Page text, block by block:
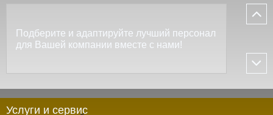
Подберите и адаптируйте лучший персонал
для Вашей компании вместе с нами!
Услуги и сервис